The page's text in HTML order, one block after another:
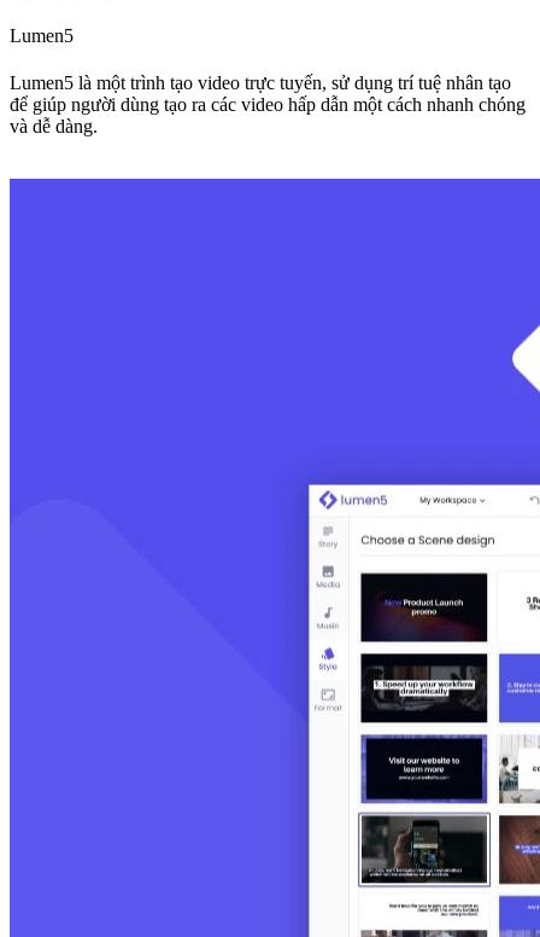
Lumen5
Lumen5 là một trình tạo video trực tuyến, sử dụng trí tuệ nhân tạo
để giúp người dùng tạo ra các video hấp dẫn một cách nhanh chóng
và dễ dàng.